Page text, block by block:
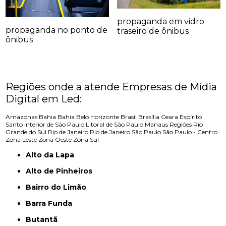
propaganda no ponto de
ônibus
propaganda em vidro
traseiro de ônibus
Regiões onde a atende Empresas de Mídia
Digital em Led:
Amazonas Bahia Bahia Belo Horizonte Brasil Brasília Ceara Espírito
Santo Interior de São Paulo Litoral de São Paulo Manaus Regiões Rio
Grande do Sul Rio de Janeiro Rio de Janeiro São Paulo São Paulo - Centro
Zona Leste Zona Oeste Zona Sul
Alto da Lapa
Alto de Pinheiros
Bairro do Limão
Barra Funda
Butantã